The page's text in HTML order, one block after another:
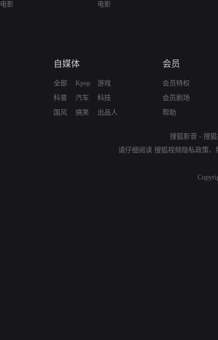
电影
电影
自媒体
全部
科普
国风
Kpop
汽车
搞笑
游戏
科技
出品人
会员
会员特权
会员剧场
帮助
搜狐影音 - 搜
请仔细阅读 搜狐视频隐私政策、